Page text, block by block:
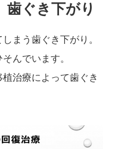
ぐき下がり
まう歯ぐき下がり。
んでいます。
治療によって歯ぐき